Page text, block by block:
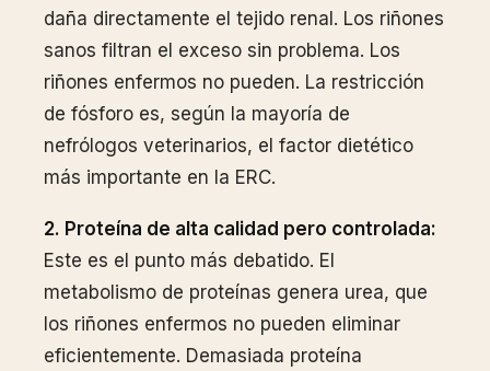
daña directamente el tejido renal. Los riñones
sanos filtran el exceso sin problema. Los
riñones enfermos no pueden. La restricción
de fósforo es, según la mayoría de
nefrólogos veterinarios, el factor dietético
más importante en la ERC.
2. Proteína de alta calidad pero controlada:
Este es el punto más debatido. El
metabolismo de proteínas genera urea, que
los riñones enfermos no pueden eliminar
eficientemente. Demasiada proteína